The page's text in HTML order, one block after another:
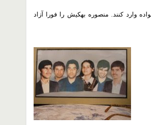
وارد کنند. منصوره بهکیش را فورا آزاد